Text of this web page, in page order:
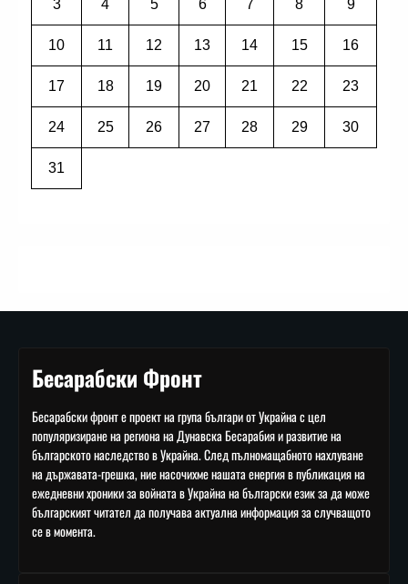
3 4 5 6 7 8 9
10 11 12 13 14 15 16
17 18 19 20 21 22 23
24 25 26 27 28 29 30
31
Бесарабски Фронт
Бесарабски фронт е проект на група българи от Украйна с цел
популяризиране на региона на Дунавска Бесарабия и развитие на
българското наследство в Украйна. След пълномащабното нахлуване
на държавата-грешка, ние насочихме нашата енергия в публикация на
ежедневни хроники за войната в Украйна на български език за да може
българският читател да получава актуална информация за случващото
се в момента.